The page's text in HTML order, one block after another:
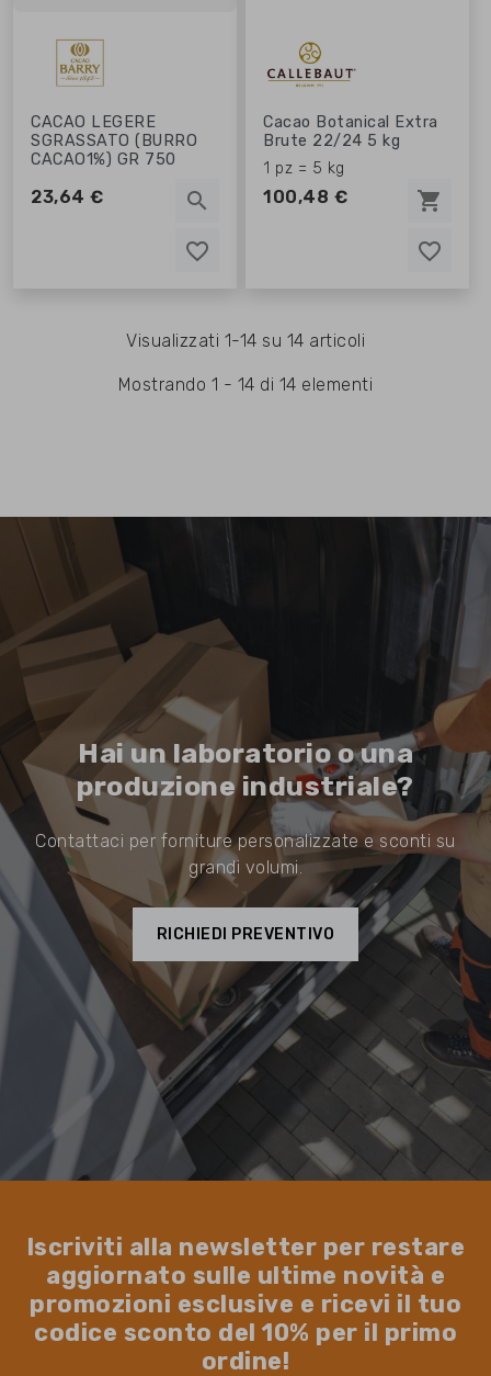
favorite_border
favorite_border
CACAO LEGERE
SGRASSATO (BURRO
CACAO1%) GR 750
23,64 € search
favorite_border
favorite_border
Cacao Botanical Extra
Brute 22/24 5 kg
1 pz = 5 kg
100,48 € shopping_cart
Visualizzati 1-14 su 14 articoli
Mostrando 1 - 14 di 14 elementi
Hai un laboratorio o una
produzione industriale?
Contattaci per forniture personalizzate e sconti su
grandi volumi.
RICHIEDI PREVENTIVO
Iscriviti alla newsletter per restare
aggiornato sulle ultime novità e
promozioni esclusive e ricevi il tuo
codice sconto del 10% per il primo
ordine!